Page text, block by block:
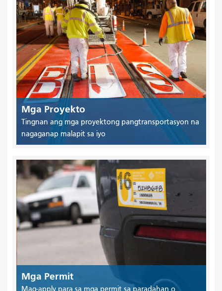
Mga Proyekto
Tingnan ang mga proyektong pangtransportasyon na
nagaganap malapit sa iyo
Mga Permit
Mag-apply para sa mga permit sa paradahan o